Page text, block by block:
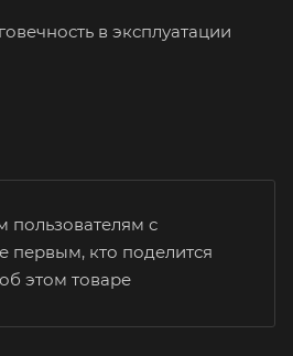
в эксплуатации
пользователям с
первым, кто поделится
этом товаре